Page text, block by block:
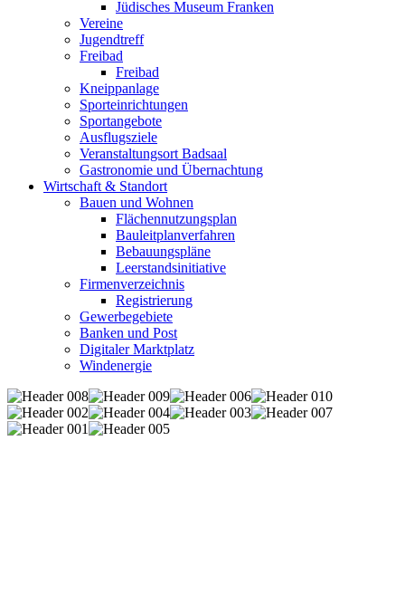
Jüdisches Museum Franken
Vereine
Jugendtreff
Freibad
Freibad
Kneippanlage
Sporteinrichtungen
Sportangebote
Ausflugsziele
Veranstaltungsort Badsaal
Gastronomie und Übernachtung
Wirtschaft & Standort
Bauen und Wohnen
Flächennutzungsplan
Bauleitplanverfahren
Bebauungspläne
Leerstandsinitiative
Firmenverzeichnis
Registrierung
Gewerbegebiete
Banken und Post
Digitaler Marktplatz
Windenergie